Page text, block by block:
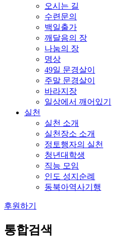
오시는 길
수련문의
백일출가
깨달음의 장
나눔의 장
명상
49일 문경살이
주말 문경살이
바라지장
일상에서 깨어있기
실천
실천 소개
실천장소 소개
정토행자의 실천
청년대학생
직능 모임
인도 성지순례
동북아역사기행
후원하기
통합검색